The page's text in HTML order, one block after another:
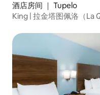
酒店房间 ｜ Tupelo
King | 拉金塔图佩洛（La